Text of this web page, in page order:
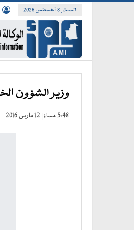
السبت, 8 أغسطس 2026
وزير الشؤون
5:48 مساءً | 12 مارس 2016